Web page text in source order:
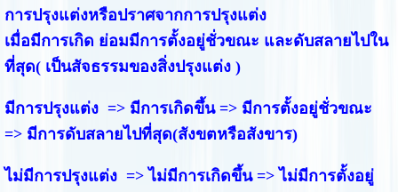
การปรุงแต่งหรือปราศจากการปรุงแต่ง
เมื่อมีการเกิด ย่อมมีการตั้งอยู่ชั่วขณะ และดับสลายไปใน
ที่สุด( เป็นสัจธรรมของสิ่งปรุงแต่ง )
มีการปรุงแต่ง => มีการเกิดขึ้น => มีการตั้งอยู่ชั่วขณะ
=> มีการดับสลายไปที่สุด(สังขตหรือสังขาร)
ไม่มีการปรุงแต่ง => ไม่มีการเกิดขึ้น => ไม่มีการตั้งอยู่